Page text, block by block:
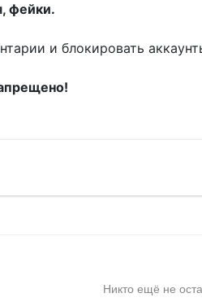
фейки.
и блокировать
Никто ещё не